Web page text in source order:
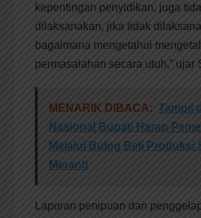
kepentingan penyidikan, juga
dilaksanakan, jika tidak
bagaimana mengetahui
permasalahan secara utuh,” ujar
MENARIK DIBACA: Tampil
Nasional Bupati Harap
Melalui Bulog Beli Produksi
Meranti
Laporan penipuan dan